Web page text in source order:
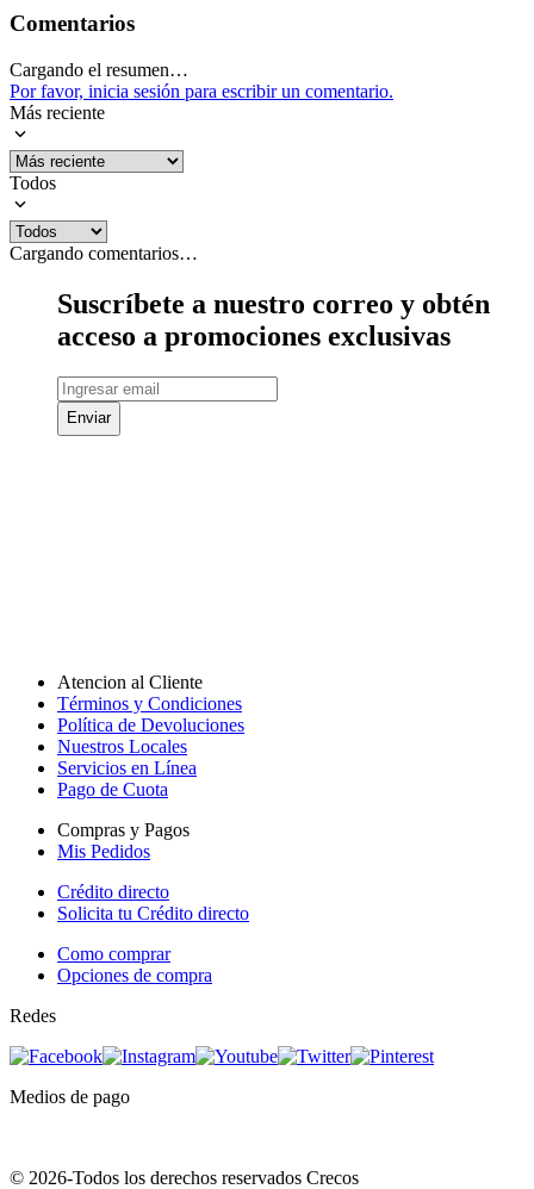
Comentarios
Cargando el resumen…
Por favor, inicia sesión para escribir un comentario.
Más reciente
Todos
Cargando comentarios…
Suscríbete a nuestro correo y obtén
acceso a promociones exclusivas
Enviar
Atencion al Cliente
Términos y Condiciones
Política de Devoluciones
Nuestros Locales
Servicios en Línea
Pago de Cuota
Compras y Pagos
Mis Pedidos
Crédito directo
Solicita tu Crédito directo
Como comprar
Opciones de compra
Redes
Medios de pago
© 2026-Todos los derechos reservados Crecos